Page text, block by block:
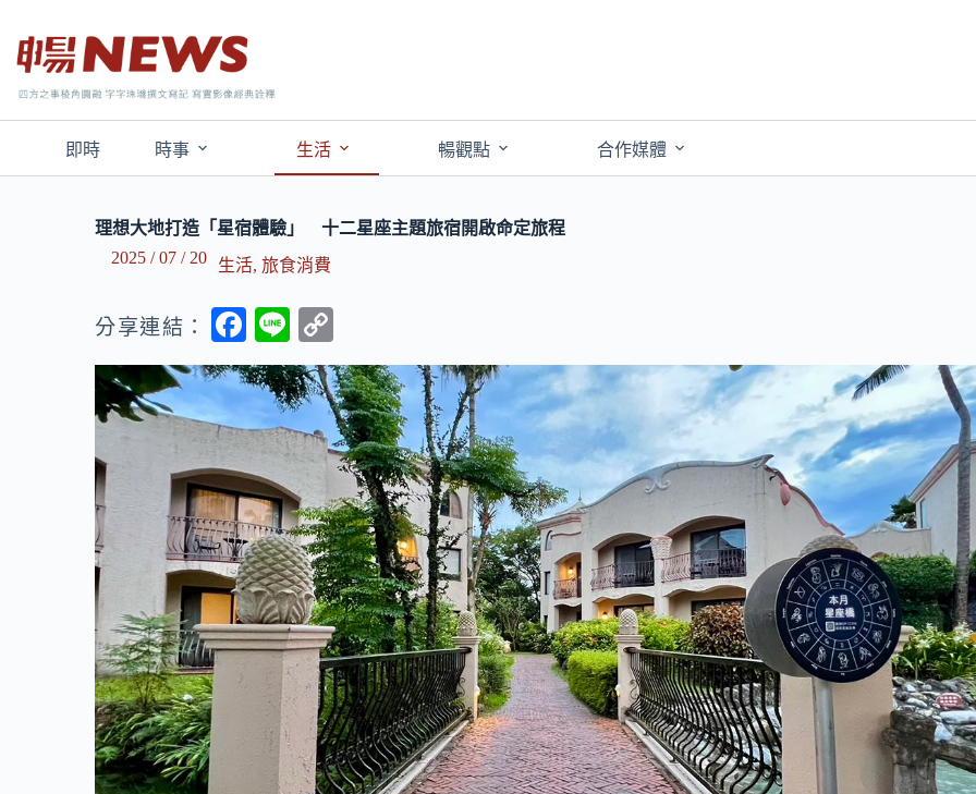
即時 時事 生活 暢觀點 合作媒體
理想大地打造「星宿體驗」 十二星座主題旅宿開啟命定旅程
2025 / 07 / 20
生活,旅食消費
分享連結：
F
ac
e
b
o
o
k
Li
n
e
o
p
y
Li
n
k